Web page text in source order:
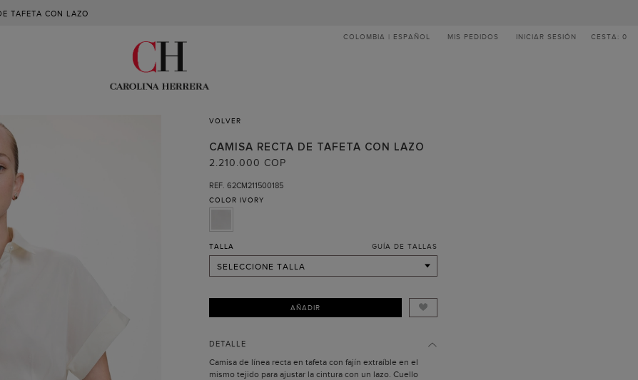
TAFETA CON LAZO
COLOMBIA | ESPAÑOL MIS PEDIDOS INICIAR SESIÓN CESTA: 0
VOLVER
CAMISA RECTA DE TAFETA CON LAZO
2.210.000 COP
REF. 62CM211500185
COLOR IVORY
TALLA
SELECCIONE TALLA
04
08
12 (RECIBIR AVISO ) GUÍA DE TALLAS
AÑADIR
DETALLE
Camisa de línea recta en tafeta con fajín extraíble en el
mismo tejido para ajustar la cintura con un lazo. Cuello